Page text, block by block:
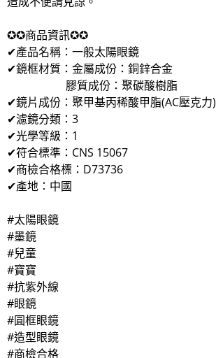
✪✪商品資訊✪✪
✔產品名稱：一般太陽眼鏡
✔鏡框材質：金屬成份：銅鋅合金
膠質成份：聚碳酸樹脂
✔鏡片成份：聚甲基丙稀酸甲脂(AC壓克力)
✔濾鏡分類：3
✔光學等級：1
✔符合標準：CNS 15067
✔商檢合格標：D73736
✔產地：中國
#太陽眼鏡
#墨鏡
#兒童
#寶寶
#抗紫外線
#眼鏡
#圓框眼鏡
#造型眼鏡
#商檢合格